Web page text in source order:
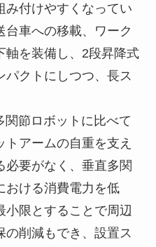
み付けやすくなってい
台車への移載、ワーク
軸を装備し、2段昇降式
パクトにしつつ、長ス
節ロボットに比べて
アームの自重を支え
必要がなく、垂直多関
おける消費電力を低
限とすることで周辺
削減もでき、設置ス